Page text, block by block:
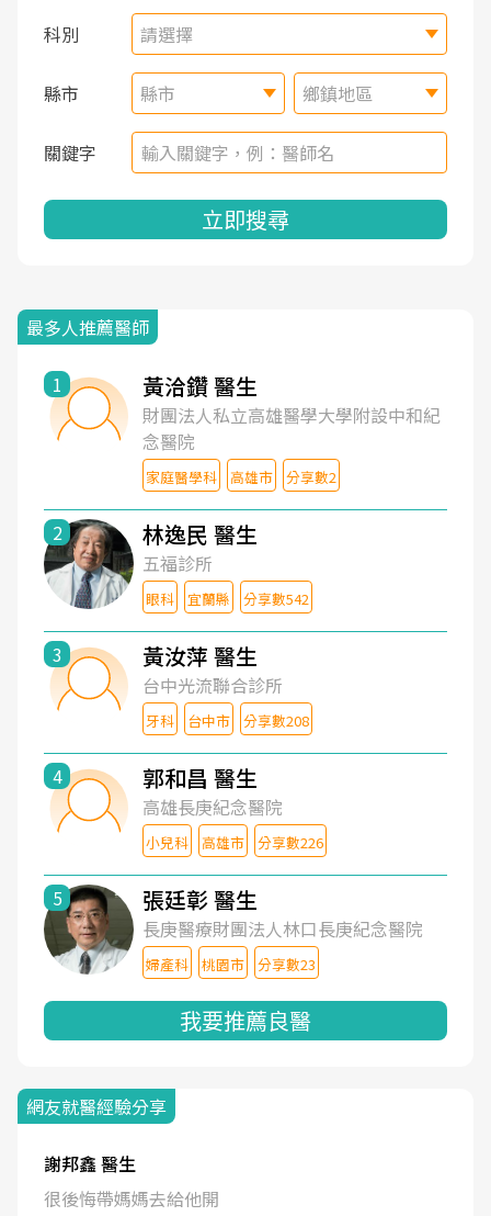
科別 請選擇
縣市 縣市 鄉鎮地區
關鍵字
立即搜尋
最多人推薦醫師
1 黃洽鑽 醫生
財團法人私立高雄醫學大學附設中和紀
念醫院
家庭醫學科 高雄市 分享數2
2 林逸民 醫生
五福診所
眼科 宜蘭縣 分享數542
3 黃汝萍 醫生
台中光流聯合診所
牙科 台中市 分享數208
4 郭和昌 醫生
高雄長庚紀念醫院
小兒科 高雄市 分享數226
5 張廷彰 醫生
長庚醫療財團法人林口長庚紀念醫院
婦產科 桃園市 分享數23
我要推薦良醫
網友就醫經驗分享
謝邦鑫 醫生
很後悔帶媽媽去給他開